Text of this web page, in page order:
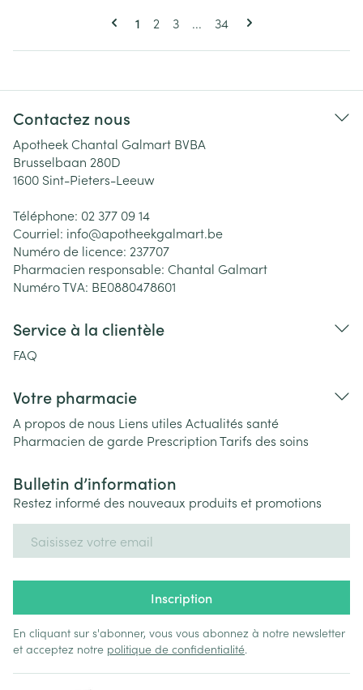
Pages
Vous lisez actuellement la page
1 Page
2 Page
3 ... Page
34
Contactez nous
Apotheek Chantal Galmart BVBA
Brusselbaan 280D
1600 Sint-Pieters-Leeuw
Téléphone: 02 377 09 14
Courriel: info@apotheekgalmart.be
Numéro de licence: 237707
Pharmacien responsable: Chantal Galmart
Numéro TVA: BE0880478601
Service à la clientèle
FAQ
Votre pharmacie
A propos de nous Liens utiles Actualités santé
Pharmacien de garde PrescriptionTarifs des soins
Bulletin d’information
Restez informé des nouveaux produits et promotions
Inscription
En cliquant sur s'abonner, vous vous abonnez à notre newsletter
et acceptez notre politique de confidentialité.